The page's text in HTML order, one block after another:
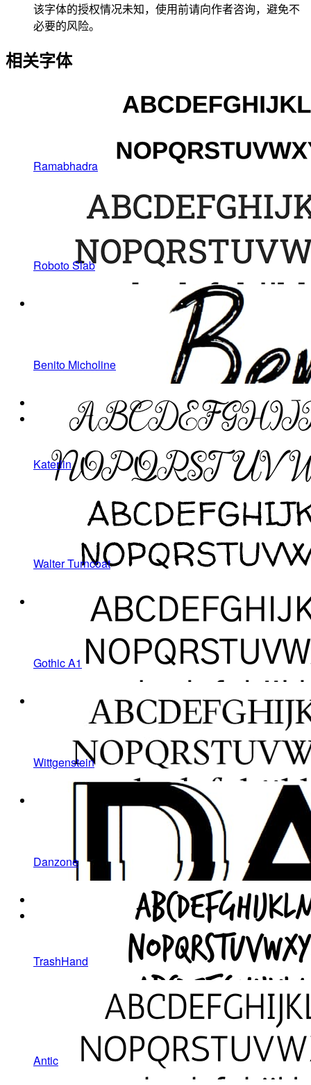
该字体的授权情况未知，使用前请向作者咨询，避免不
必要的风险。
相关字体
Ramabhadra
Roboto Slab
Benito Micholine
Katerlin
Walter Turncoat
Gothic A1
Wittgenstein
Danzone
TrashHand
Antic